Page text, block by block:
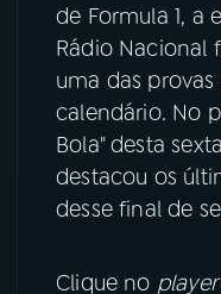
ACOMPANHE A RÁDIO
de Formula 1, a
Rádio Nacional
uma das
calendário. No
Bola" desta
destacou os
desse final de
Clique no player